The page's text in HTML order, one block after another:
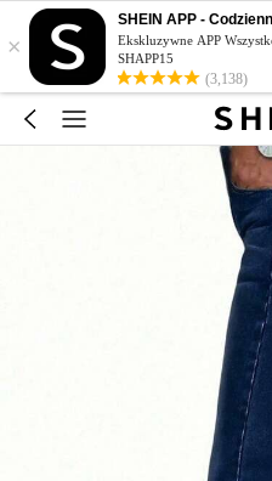
×
SHEIN APP -
Ekskluzywne APP
SHAPP15
(3,138)